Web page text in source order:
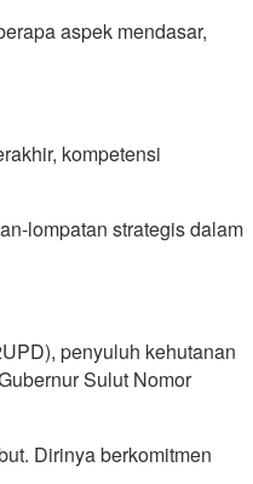
aspek mendasar,
kompetensi
lompatan strategis dalam
penyuluh kehutanan
Sulut Nomor
Dirinya berkomitmen